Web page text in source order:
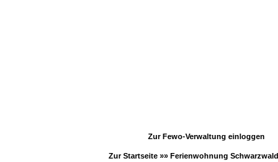
Zur Fewo-Verwaltung einloggen
Zur Startseite »» Ferienwohnung Schwarzwald